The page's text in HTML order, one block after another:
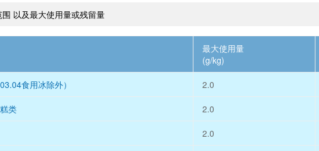
以及最大使用量或残留量
最大使用量
(g/kg)
食用冰除外） 2.0
类 2.0
2.0